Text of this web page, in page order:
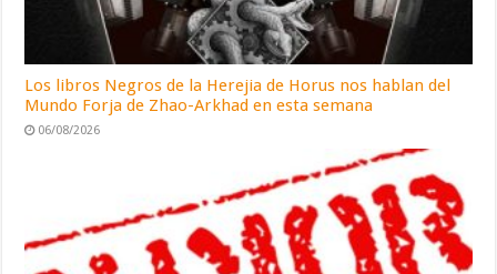
Los libros Negros de la Herejia de Horus nos hablan del
Mundo Forja de Zhao-Arkhad en esta semana
06/08/2026